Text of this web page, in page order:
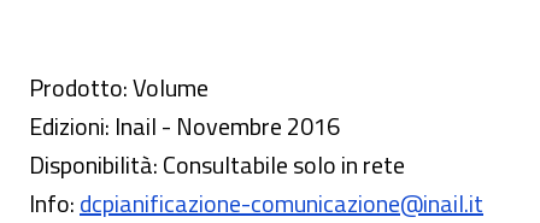
Prodotto: Volume
Edizioni: Inail - Novembre 2016
Disponibilità: Consultabile solo in rete
Info:dcpianificazione-comunicazione@inail.it